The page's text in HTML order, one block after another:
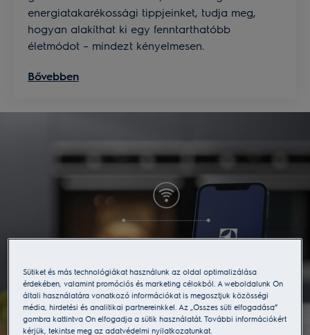
energiatakarékossági tippjeinket, tudja meg,
hogyan alakíthat ki egy fenntarthatóbb
életmódot – mindezt kényelmesen.
Bővebben
Sütiket és más technológiákat használunk az oldal optimalizálása
érdekében, valamint promóciós és marketing célokból. A weboldalunk Ön
általi használatára vonatkozó információkat is megosztjuk közösségi
média, hirdetési és analitikai partnereinkkel. Az „Összes süti elfogadása”
gombra kattintva Ön elfogadja a sütik használatát. További információkért
kérjük, tekintse meg az adatvédelmi nyilatkozatunkat.